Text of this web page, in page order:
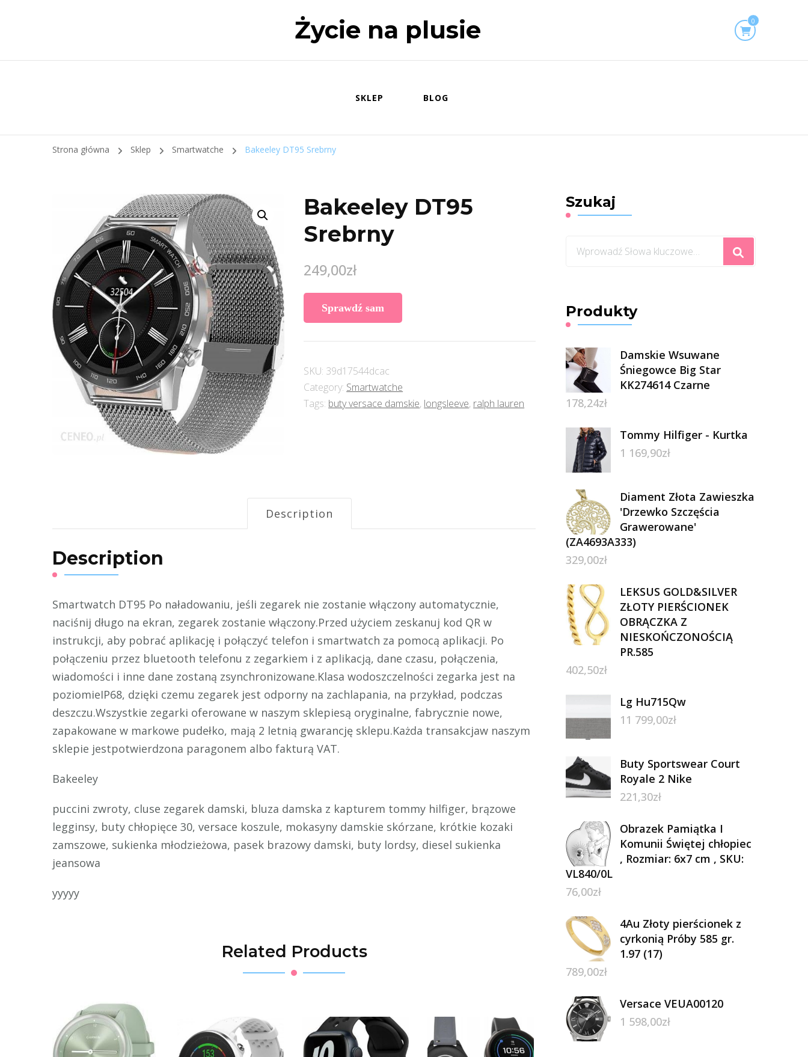
Życie na plusie 0
SKLEP BLOG
Strona główna Sklep Smartwatche Bakeeley DT95 Srebrny
Bakeeley DT95
Srebrny
249,00zł
Sprawdź sam
SKU: 39d17544dcac
Category: Smartwatche
Tags: buty versace damskie, longsleeve, ralph lauren
Description
Description
Smartwatch DT95 Po naładowaniu, jeśli zegarek nie zostanie włączony automatycznie,
naciśnij długo na ekran, zegarek zostanie włączony.Przed użyciem zeskanuj kod QR w
instrukcji, aby pobrać aplikację i połączyć telefon i smartwatch za pomocą aplikacji. Po
połączeniu przez bluetooth telefonu z zegarkiem i z aplikacją, dane czasu, połączenia,
wiadomości i inne dane zostaną zsynchronizowane.Klasa wodoszczelności zegarka jest na
poziomieIP68, dzięki czemu zegarek jest odporny na zachlapania, na przykład, podczas
deszczu.Wszystkie zegarki oferowane w naszym sklepiesą oryginalne, fabrycznie nowe,
zapakowane w markowe pudełko, mają 2 letnią gwarancję sklepu.Każda transakcjaw naszym
sklepie jestpotwierdzona paragonem albo fakturą VAT.
Bakeeley
puccini zwroty, cluse zegarek damski, bluza damska z kapturem tommy hilfiger, brązowe
legginsy, buty chłopięce 30, versace koszule, mokasyny damskie skórzane, krótkie kozaki
zamszowe, sukienka młodzieżowa, pasek brazowy damski, buty lordsy, diesel sukienka
jeansowa
yyyyy
Related Products
Szukaj
Szukasz
Produkty
Damskie Wsuwane
Śniegowce Big Star
KK274614 Czarne
178,24zł
Tommy Hilfiger - Kurtka
1 169,90zł
Diament Złota Zawieszka
'Drzewko Szczęścia
Grawerowane'
(ZA4693A333)
329,00zł
LEKSUS GOLD&SILVER
ZŁOTY PIERŚCIONEK
OBRĄCZKA Z
NIESKOŃCZONOŚCIĄ
PR.585
402,50zł
Lg Hu715Qw
11 799,00zł
Buty Sportswear Court
Royale 2 Nike
221,30zł
Obrazek Pamiątka I
Komunii Świętej chłopiec
, Rozmiar: 6x7 cm , SKU:
VL840/0L
76,00zł
4Au Złoty pierścionek z
cyrkonią Próby 585 gr.
1.97 (17)
789,00zł
Versace VEUA00120
1 598,00zł